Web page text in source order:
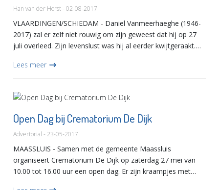
Han van der Horst - 02-08-2017
VLAARDINGEN/SCHIEDAM - Daniel Vanmeerhaeghe (1946-
2017) zal er zelf niet rouwig om zijn geweest dat hij op 27
juli overleed. Zijn levenslust was hij al eerder kwijtgeraakt.
h...
Lees meer
Open Dag bij Crematorium De Dijk
Advertorial - 23-05-2017
MAASSLUIS - Samen met de gemeente Maassluis
organiseert Crematorium De Dijk op zaterdag 27 mei van
10.00 tot 16.00 uur een open dag. Er zijn kraampjes met